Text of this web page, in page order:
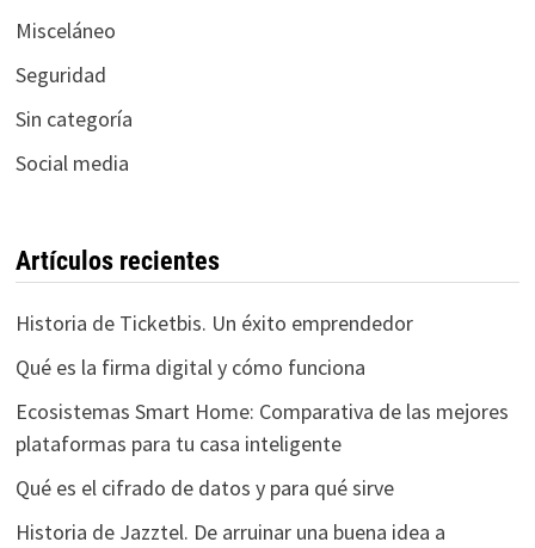
Misceláneo
Seguridad
Sin categoría
Social media
Artículos recientes
Historia de Ticketbis. Un éxito emprendedor
Qué es la firma digital y cómo funciona
Ecosistemas Smart Home: Comparativa de las mejores
plataformas para tu casa inteligente
Qué es el cifrado de datos y para qué sirve
Historia de Jazztel. De arruinar una buena idea a